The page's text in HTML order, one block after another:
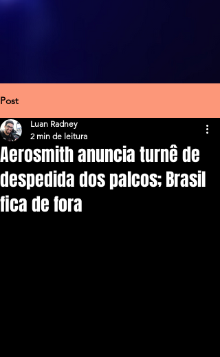
Post
Aerosmith anuncia turnê de
despedida dos palcos; Brasil
fica de fora
Luan Radney
2 min de leitura